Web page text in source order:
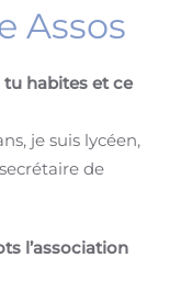
Assos
tu habites et ce
je suis lycéen,
de
l’association